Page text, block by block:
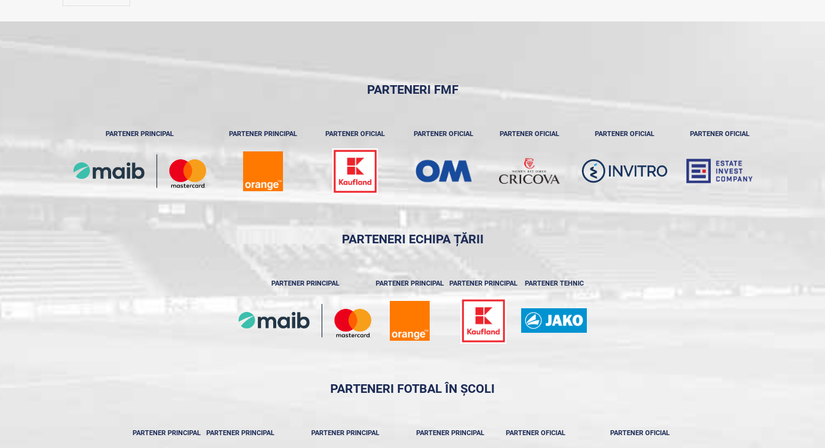
PARTENERI FMF
PARTENER PRINCIPAL PARTENER PRINCIPAL PARTENER OFICIAL PARTENER OFICIAL PARTENER OFICIAL PARTENER OFICIAL PARTENER OFICIAL
PARTENERI ECHIPA ȚĂRII
PARTENER PRINCIPAL PARTENER PRINCIPAL PARTENER PRINCIPAL PARTENER TEHNIC
PARTENERI FOTBAL ÎN ȘCOLI
PARTENER PRINCIPAL PARTENER PRINCIPAL PARTENER PRINCIPAL PARTENER PRINCIPAL PARTENER OFICIAL PARTENER OFICIAL